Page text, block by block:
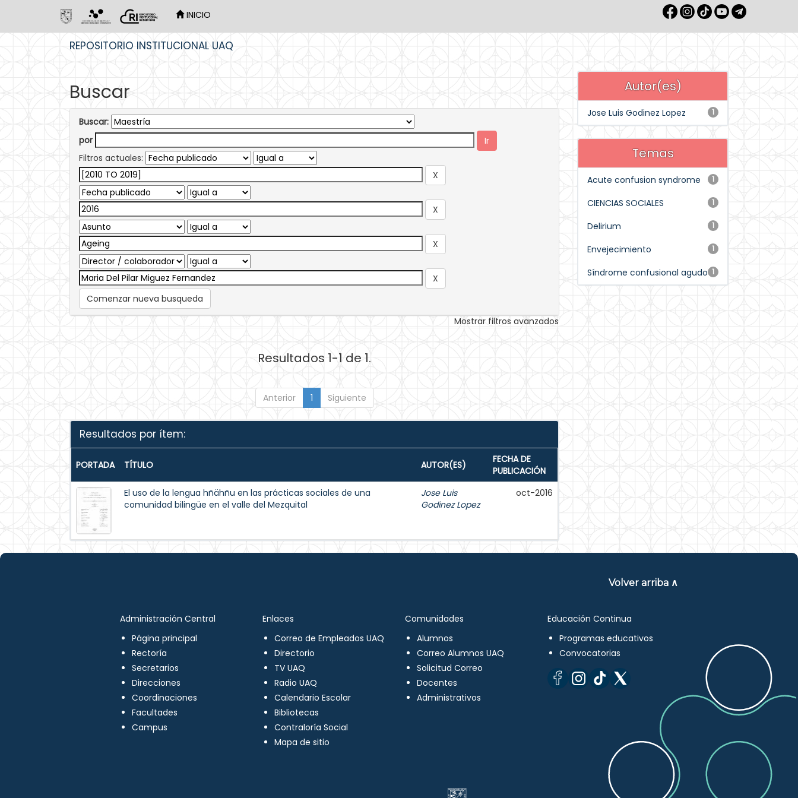
INICIO
REPOSITORIO INSTITUCIONAL UAQ
Buscar
Buscar:
por
Filtros actuales:
Comenzar nueva busqueda
Mostrar filtros avanzados
Resultados 1-1 de 1.
Anterior 1 Siguiente
Resultados por ítem:
PORTADA TÍTULO AUTOR(ES)
FECHA DE
PUBLICACIÓN
El uso de la lengua hñähñu en las prácticas sociales de una
comunidad bilingüe en el valle del Mezquital
Jose Luis
Godinez Lopez
oct-2016
Autor(es)
1
Jose Luis Godinez Lopez
Temas
1
Acute confusion syndrome
1
CIENCIAS SOCIALES
1
Delirium
1
Envejecimiento
1
Síndrome confusional agudo
Volver arriba ∧
Administración Central
Página principal
Rectoría
Secretarios
Direcciones
Coordinaciones
Facultades
Campus
Enlaces
Correo de Empleados UAQ
Directorio
TV UAQ
Radio UAQ
Calendario Escolar
Bibliotecas
Contraloría Social
Mapa de sitio
Comunidades
Alumnos
Correo Alumnos UAQ
Solicitud Correo
Docentes
Administrativos
Educación Continua
Programas educativos
Convocatorias